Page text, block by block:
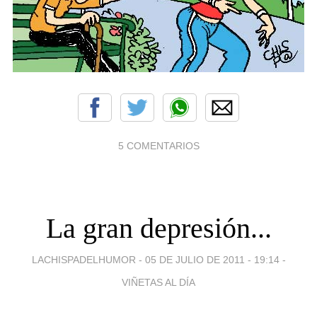
5 COMENTARIOS
La gran depresión...
LACHISPADELHUMOR - 05 DE JULIO DE 2011 - 19:14 -
VIÑETAS AL DÍA